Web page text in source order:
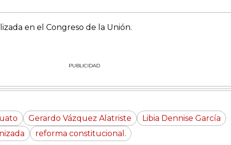
en el Congreso de la Unión.
PUBLICIDAD
Gerardo Vázquez Alatriste
Libia Dennise García
reforma constitucional.